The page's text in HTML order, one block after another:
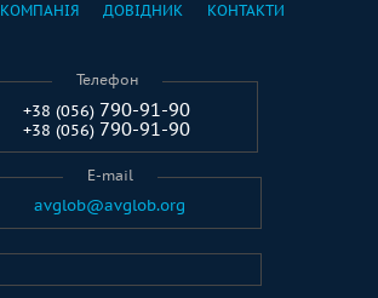
КОМПАНІЯ ДОВІДНИК КОНТАКТИ
Телефон
+38 (056) 790-91-90
+38 (056) 790-91-90
E-mail
avglob@avglob.org